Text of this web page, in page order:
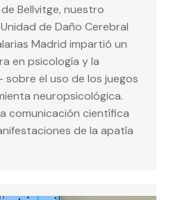
Bellvitge, nuestro
de Daño Cerebral
Madrid impartió un
en psicología y la
el uso de los juegos
neuropsicológica.
comunicación científica
de la apatía